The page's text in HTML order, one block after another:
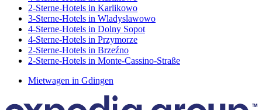
2-Sterne-Hotels in Karlikowo
3-Sterne-Hotels in Wladyslawowo
4-Sterne-Hotels in Dolny Sopot
4-Sterne-Hotels in Przymorze
2-Sterne-Hotels in Brzeźno
2-Sterne-Hotels in Monte-Cassino-Straße
Mietwagen in Gdingen